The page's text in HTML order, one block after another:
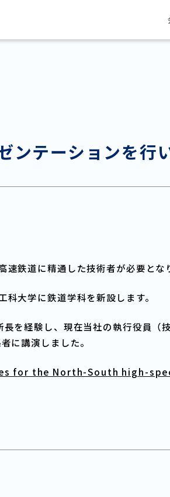
テーションを行
鉄道に精通した技術者が必要とな
大学に鉄道学科を新設します。
を経験し、現在当社の執行役員（
に講演しました。
for the North-South high-